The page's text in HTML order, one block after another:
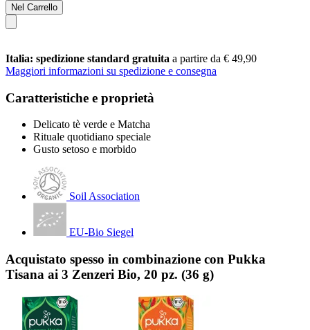
Nel Carrello
Italia: spedizione standard gratuita a partire da € 49,90
Maggiori informazioni su spedizione e consegna
Caratteristiche e proprietà
Delicato tè verde e Matcha
Rituale quotidiano speciale
Gusto setoso e morbido
Soil Association
EU-Bio Siegel
Acquistato spesso in combinazione con Pukka
Tisana ai 3 Zenzeri Bio, 20 pz. (36 g)